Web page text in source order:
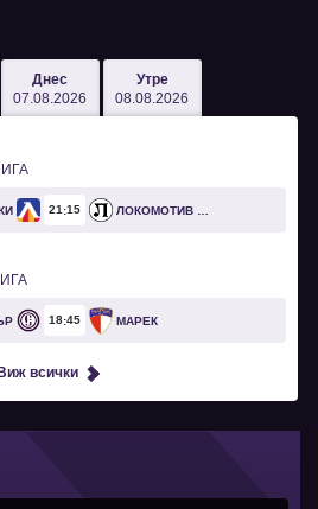
Днес
07.08.2026
Утре
08.08.2026
21 15 ЛОКОМОТИВ ПЛОВДИВ
18 45 МАРЕК
Виж всички